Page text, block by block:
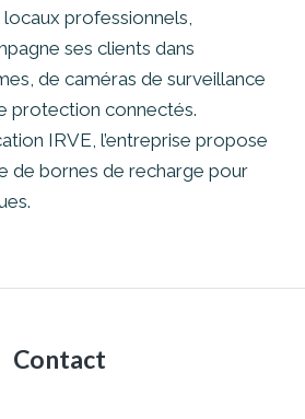
professionnels,
ses clients dans
de caméras de surveillance
protection connectés.
IRVE, l’entreprise propose
de bornes de recharge pour
Contact